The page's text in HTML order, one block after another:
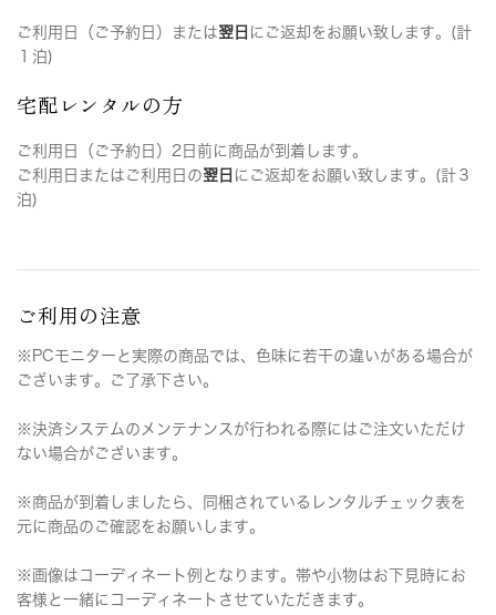
ご利用日（ご予約日）または翌日 にご返却をお願い致します。(計
１泊)
宅配レンタルの方
ご利用日（ご予約日）2日前に商品が到着します。
ご利用日またはご利用日の翌日 にご返却をお願い致します。(計３
泊)
ご利用の注意
※PCモニターと実際の商品では、色味に若干の違いがある場合が
ございます。ご了承下さい。
※決済システムのメンテナンスが行われる際にはご注文いただけ
ない場合がございます。
※商品が到着しましたら、同梱されているレンタルチェック表を
元に商品のご確認をお願いします。
※画像はコーディネート例となります。帯や小物はお下見時にお
客様と一緒にコーディネートさせていただきます。